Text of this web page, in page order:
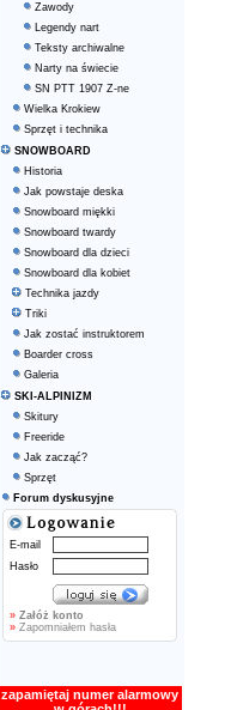
Zawody
Legendy nart
Teksty archiwalne
Narty na świecie
SN PTT 1907 Z-ne
Wielka Krokiew
Sprzęt i technika
SNOWBOARD
Historia
Jak powstaje deska
Snowboard miękki
Snowboard twardy
Snowboard dla dzieci
Snowboard dla kobiet
Technika jazdy
Triki
Jak zostać instruktorem
Boarder cross
Galeria
SKI-ALPINIZM
Skitury
Freeride
Jak zacząć?
Sprzęt
Forum dyskusyjne
E-mail
Hasło
» Załóż konto
» Zapomniałem hasła
zapamiętaj numer alarmowy